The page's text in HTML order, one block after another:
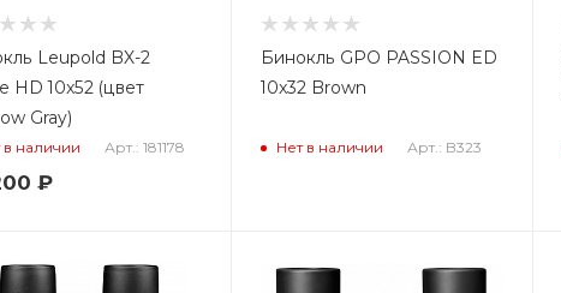
Leupold BX-2
HD 10x52 (цвет
Gray)
в наличии Арт.: 181178
₽
Бинокль GPO PASSION ED
10x32 Brown
Нет в наличии Арт.: B323